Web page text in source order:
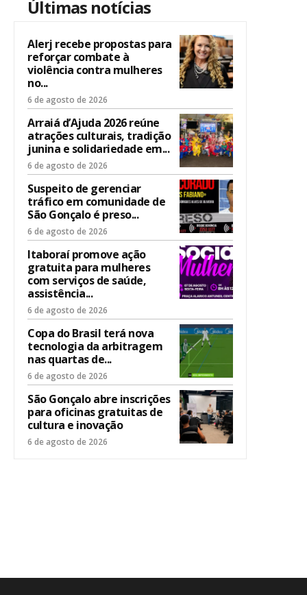
Últimas notícias
Alerj recebe propostas para
reforçar combate à
violência contra mulheres
no...
6 de agosto de 2026
Arraiá d’Ajuda 2026 reúne
atrações culturais, tradição
junina e solidariedade em...
6 de agosto de 2026
Suspeito de gerenciar
tráfico em comunidade de
São Gonçalo é preso...
6 de agosto de 2026
Itaboraí promove ação
gratuita para mulheres
com serviços de saúde,
assistência...
6 de agosto de 2026
Copa do Brasil terá nova
tecnologia da arbitragem
nas quartas de...
6 de agosto de 2026
São Gonçalo abre inscrições
para oficinas gratuitas de
cultura e inovação
6 de agosto de 2026